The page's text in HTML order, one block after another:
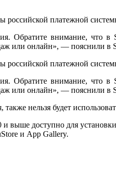
российской платежной
Обратите внимание, что в
или онлайн», — пояснили в
российской платежной
Обратите внимание, что в
или онлайн», — пояснили в
нельзя будет
выше доступно для
и App Gallery.